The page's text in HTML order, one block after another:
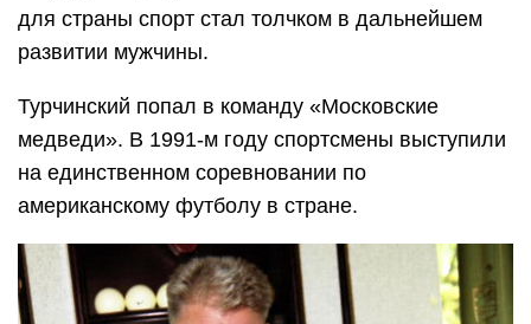
для страны спорт стал толчком в дальнейшем
развитии мужчины.
Турчинский попал в команду «Московские
медведи». В 1991-м году спортсмены выступили
на единственном соревновании по
американскому футболу в стране.